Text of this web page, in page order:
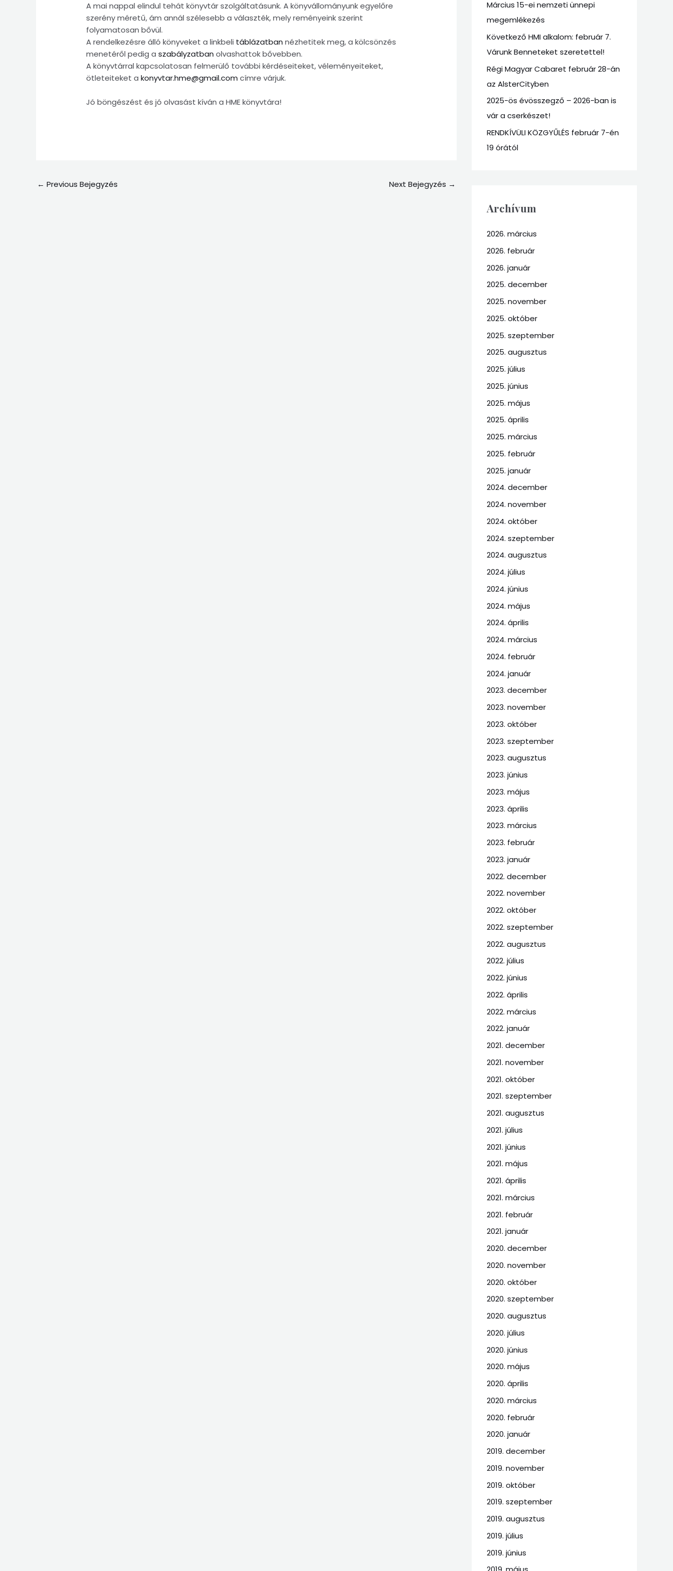
A mai nappal elindul tehát könyvtár szolgáltatásunk. A könyvállományunk egyelőre
szerény méretű, ám annál szélesebb a választék, mely reményeink szerint
folyamatosan bővül.
A rendelkezésre álló könyveket a linkbeli táblázatban nézhetitek meg, a kölcsönzés
menetéről pedig aszabályzatban olvashattok bővebben.
A könyvtárral kapcsolatosan felmerülő további kérdéseiteket, véleményeiteket,
ötleteiteket akonyvtar.hme@gmail.com címre várjuk.
Jó böngészést és jó olvasást kíván a HME könyvtára!
← Previous Bejegyzés Next Bejegyzés →
f
o
r
:
Március 15-ei nemzeti ünnepi
megemlékezés
Következő HMI alkalom: február 7.
Várunk Benneteket szeretettel!
Régi Magyar Cabaret február 28-án
az AlsterCityben
2025-ös évösszegző – 2026-ban is
vár a cserkészet!
RENDKÍVÜLI KÖZGYŰLÉS február 7-én
19 órától
Archívum
2026. március
2026. február
2026. január
2025. december
2025. november
2025. október
2025. szeptember
2025. augusztus
2025. július
2025. június
2025. május
2025. április
2025. március
2025. február
2025. január
2024. december
2024. november
2024. október
2024. szeptember
2024. augusztus
2024. július
2024. június
2024. május
2024. április
2024. március
2024. február
2024. január
2023. december
2023. november
2023. október
2023. szeptember
2023. augusztus
2023. június
2023. május
2023. április
2023. március
2023. február
2023. január
2022. december
2022. november
2022. október
2022. szeptember
2022. augusztus
2022. július
2022. június
2022. április
2022. március
2022. január
2021. december
2021. november
2021. október
2021. szeptember
2021. augusztus
2021. július
2021. június
2021. május
2021. április
2021. március
2021. február
2021. január
2020. december
2020. november
2020. október
2020. szeptember
2020. augusztus
2020. július
2020. június
2020. május
2020. április
2020. március
2020. február
2020. január
2019. december
2019. november
2019. október
2019. szeptember
2019. augusztus
2019. július
2019. június